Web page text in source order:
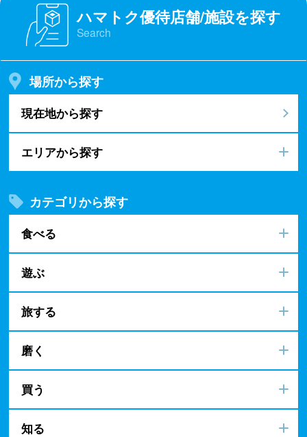
ハマトク優待店舗/施設を探す
Search
場所から探す
現在地から探す
エリアから探す
カテゴリから探す
食べる
遊ぶ
旅する
磨く
買う
知る